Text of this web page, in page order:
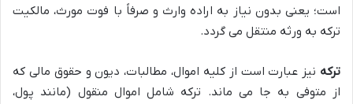
است؛ یعنی بدون نیاز به اراده وارث و صرفاً با فوت مورث، مالکیت
ترکه به ورثه منتقل می گردد.
ترکه نیز عبارت است از کلیه اموال، مطالبات، دیون و حقوق مالی که
از متوفی به جا می ماند. ترکه شامل اموال منقول (مانند پول،